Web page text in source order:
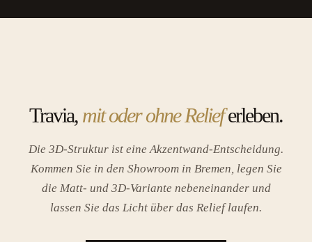
Travia, mit oder ohne Relieferleben.
Die 3D-Struktur ist eine Akzentwand-Entscheidung.
Kommen Sie in den Showroom in Bremen, legen Sie
die Matt- und 3D-Variante nebeneinander und
lassen Sie das Licht über das Relief laufen.